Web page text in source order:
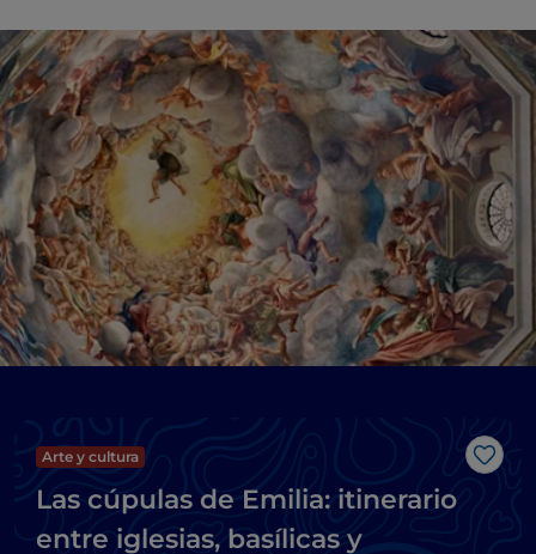
Me
Arte y cultura
Las cúpulas de Emilia: itinerario
entre iglesias, basílicas y